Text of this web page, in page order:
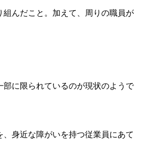
んだこと。加えて、周りの職員が
に限られているのが現状のようで
身近な障がいを持つ従業員にあて